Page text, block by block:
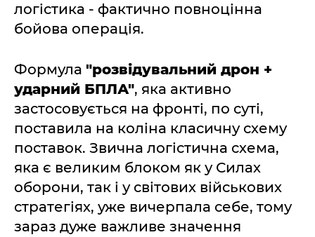
логістика - фактично повноцінна
бойова операція.
Формула "розвідувальний дрон +
ударний БПЛА", яка активно
застосовується на фронті, по суті,
поставила на коліна класичну схему
поставок. Звична логістична схема,
яка є великим блоком як у Силах
оборони, так і у світових військових
стратегіях, уже вичерпала себе, тому
зараз дуже важливе значення